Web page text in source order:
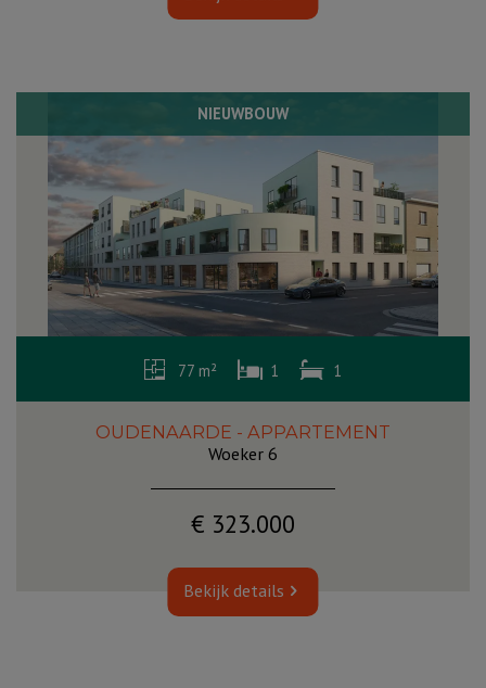
NIEUWBOUW
77 m² 1 1
OUDENAARDE - APPARTEMENT
Woeker 6
€ 323.000
Bekijk details